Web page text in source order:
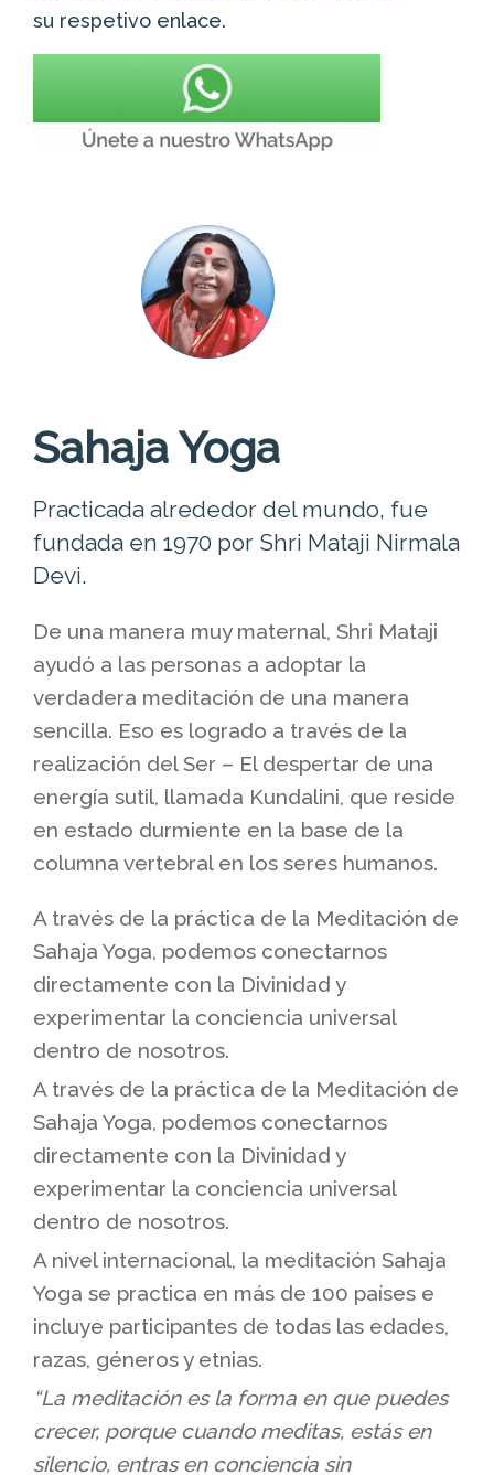
su respetivo enlace.
Sahaja Yoga
Practicada alrededor del mundo, fue
fundada en 1970 por Shri Mataji Nirmala
Devi.
De una manera muy maternal, Shri Mataji
ayudó a las personas a adoptar la
verdadera meditación de una manera
sencilla. Eso es logrado a través de la
realización del Ser – El despertar de una
energía sutil, llamada Kundalini, que reside
en estado durmiente en la base de la
columna vertebral en los seres humanos.
A través de la práctica de la Meditación de
Sahaja Yoga, podemos conectarnos
directamente con la Divinidad y
experimentar la conciencia universal
dentro de nosotros.
A través de la práctica de la Meditación de
Sahaja Yoga, podemos conectarnos
directamente con la Divinidad y
experimentar la conciencia universal
dentro de nosotros.
A nivel internacional, la meditación Sahaja
Yoga se practica en más de 100 países e
incluye participantes de todas las edades,
razas, géneros y etnias.
“La meditación es la forma en que puedes
crecer, porque cuando meditas, estás en
silencio, entras en conciencia sin